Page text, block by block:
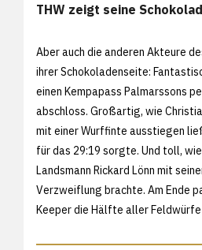
THW zeigt seine
Aber auch die anderen Akteure
ihrer Schokoladenseite:
einen Kempapass Palmarssons
abschloss. Großartig, wie
mit einer Wurffinte ausstiegen
für das 29:19 sorgte. Und toll,
Landsmann Rickard Lönn mit
Verzweiflung brachte. Am Ende
Keeper die Hälfte aller Feldwürfe